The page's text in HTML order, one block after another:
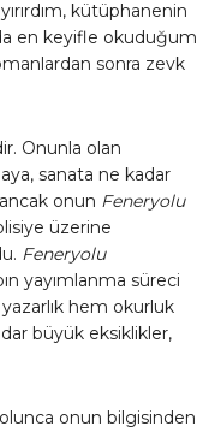
kütüphanenin
en keyifle okuduğum
sonra zevk
Onunla olan
sanata ne kadar
onun Feneryolu
üzerine
Feneryolu
yayımlanma süreci
hem okurluk
büyük eksiklikler,
onun bilgisinden